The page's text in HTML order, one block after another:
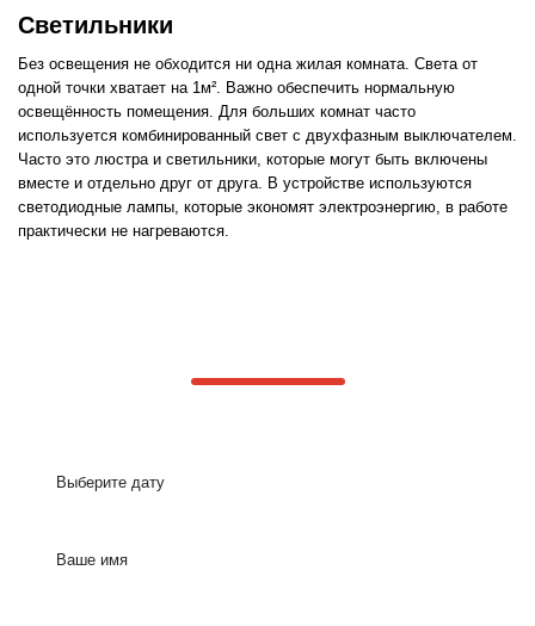
Светильники
Без освещения не обходится ни одна жилая комната. Света от
одной точки хватает на 1м². Важно обеспечить нормальную
освещённость помещения. Для больших комнат часто
используется комбинированный свет с двухфазным выключателем.
Часто это люстра и светильники, которые могут быть включены
вместе и отдельно друг от друга. В устройстве используются
светодиодные лампы, которые экономят электроэнергию, в работе
практически не нагреваются.